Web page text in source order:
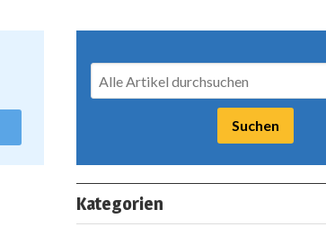
Kategorien